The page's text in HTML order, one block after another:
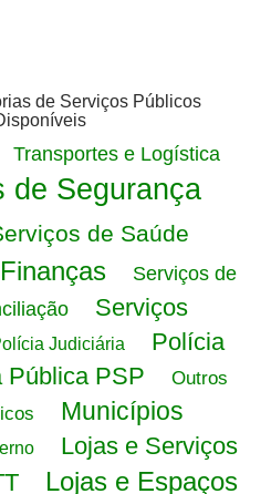
de Serviços Públicos
Transportes e Logística
de Segurança
de Saúde
Serviços de
Serviços
Judiciária
Polícia
Pública PSP
Outros
Municípios
Lojas e Serviços
Lojas e Espaços